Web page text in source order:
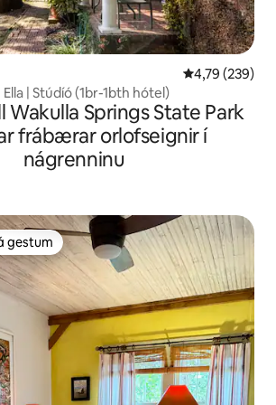
4,79 af 5 í
4,79 (239)
| Stúdíó (1br-1bth hótel)
Wakulla Springs State Park
frábærar orlofseignir í
nágrenninu
hjá gestum
gestum